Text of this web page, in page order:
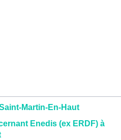
Martin-En-Haut
Enedis (ex ERDF) à